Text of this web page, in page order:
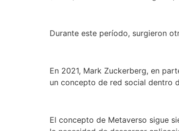
Durante este período, surgieron
En 2021, Mark Zuckerberg, en
un concepto de red social dentro
El concepto de Metaverso sigue